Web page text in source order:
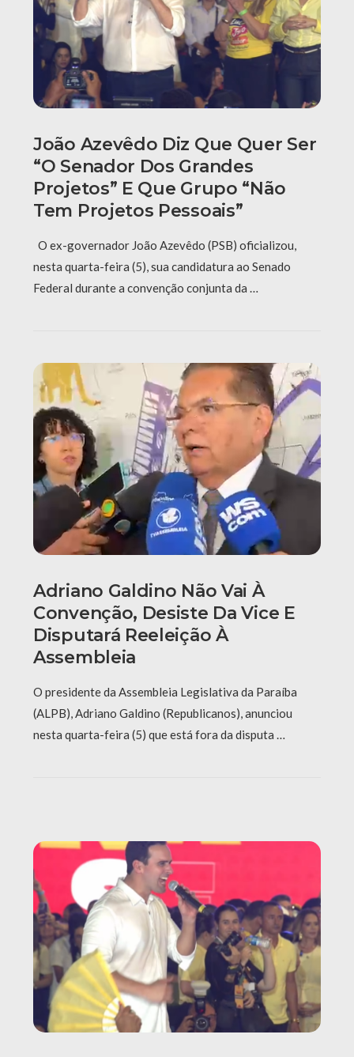
João Azevêdo Diz Que Quer Ser
“o Senador Dos Grandes
Projetos” E Que Grupo “não
Tem Projetos Pessoais”
O ex-governador João Azevêdo (PSB) oficializou,
nesta quarta-feira (5), sua candidatura ao Senado
Federal durante a convenção conjunta da …
Adriano Galdino Não Vai À
Convenção, Desiste Da Vice E
Disputará Reeleição À
Assembleia
O presidente da Assembleia Legislativa da Paraíba
(ALPB), Adriano Galdino (Republicanos), anunciou
nesta quarta-feira (5) que está fora da disputa …